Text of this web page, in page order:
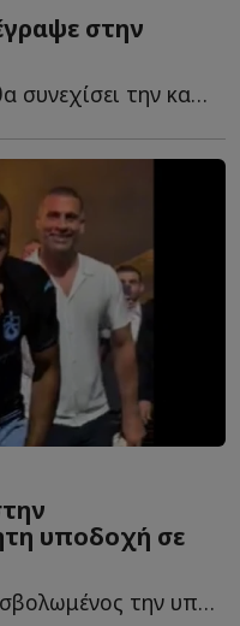
στην
Οριστικά στην Αϊντχόφεν θα συνεχίσει την καριέρα του ο...
υποδοχή σε
Ο Αιγύπτιος κοιτούσε αποσβολωμένος την υποδοχή που τ...